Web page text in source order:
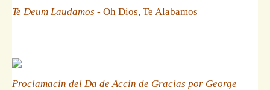
Te Deum Laudamos - Oh Dios, Te Alabamos
Proclamacin del Da de Accin de Gracias por George